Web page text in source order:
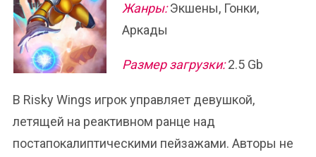
Жанры:Экшены, Гонки,
Аркады
Размер загрузки:2.5 Gb
В Risky Wings игрок управляет девушкой,
летящей на реактивном ранце над
постапокалиптическими пейзажами. Авторы не